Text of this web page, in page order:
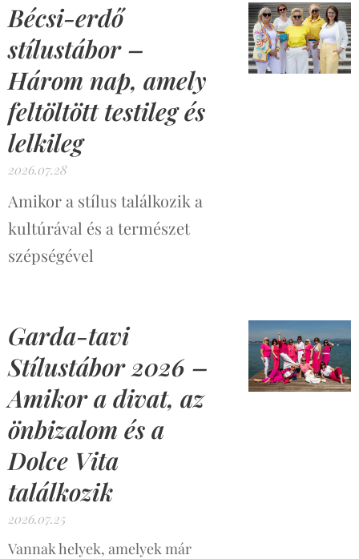
Bécsi-erdő
stílustábor –
Három nap, amely
feltöltött testileg és
lelkileg
2026.07.28
Amikor a stílus találkozik a
kultúrával és a természet
szépségével
Garda-tavi
Stílustábor 2026 –
Amikor a divat, az
önbizalom és a
Dolce Vita
találkozik
2026.07.25
Vannak helyek, amelyek már